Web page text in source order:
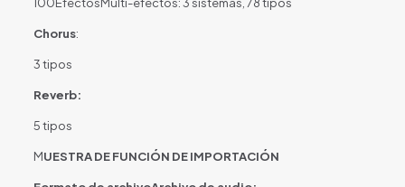
Chorus:
3 tipos
Reverb:
5 tipos
MUESTRA DE FUNCIÓN DE IMPORTACIÓN